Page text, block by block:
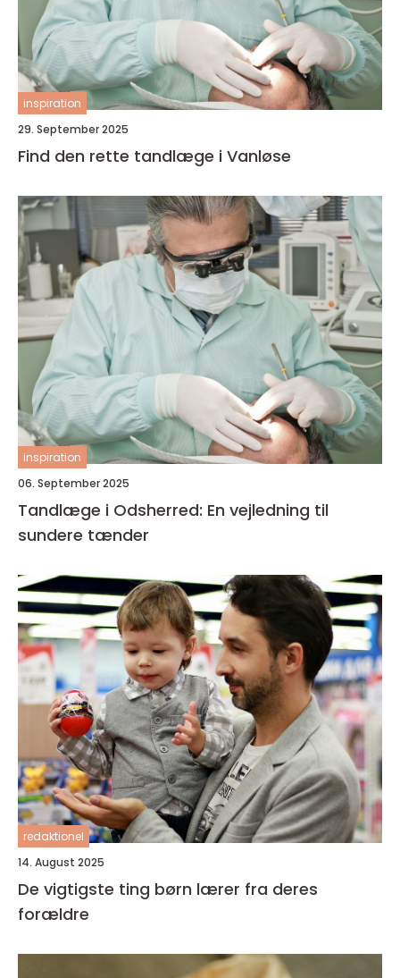
inspiration
29. September 2025
Find den rette tandlæge i Vanløse
inspiration
06. September 2025
Tandlæge i Odsherred: En vejledning til
sundere tænder
redaktionel
14. August 2025
De vigtigste ting børn lærer fra deres
forældre